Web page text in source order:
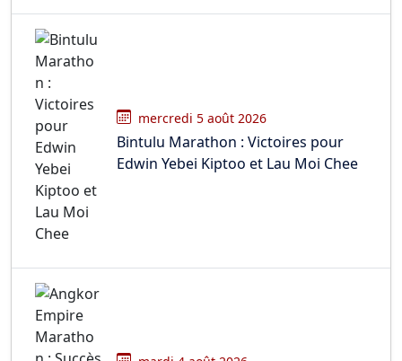
mercredi 5 août 2026
Bintulu Marathon : Victoires pour
Edwin Yebei Kiptoo et Lau Moi Chee